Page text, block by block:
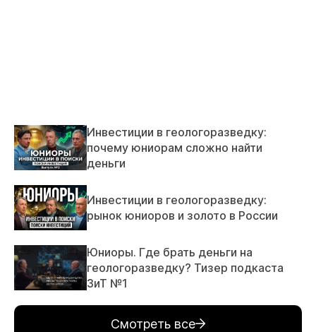
Инвестиции в геологоразведку:
почему юниорам сложно найти
деньги
Инвестиции в геологоразведку:
рынок юниоров и золото в России
Юниоры. Где брать деньги на
геологоразведку? Тизер подкаста
ЗиТ №1
Смотреть все